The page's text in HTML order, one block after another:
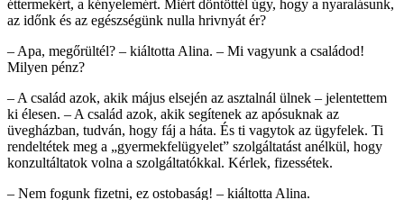
éttermekért, a kényelemért. Miért döntöttél úgy, hogy a nyaralásunk,
az időnk és az egészségünk nulla hrivnyát ér?
– Apa, megőrültél? – kiáltotta Alina. – Mi vagyunk a családod!
Milyen pénz?
– A család azok, akik május elsején az asztalnál ülnek – jelentettem
ki élesen. – A család azok, akik segítenek az apósuknak az
üvegházban, tudván, hogy fáj a háta. És ti vagytok az ügyfelek. Ti
rendeltétek meg a „gyermekfelügyelet” szolgáltatást anélkül, hogy
konzultáltatok volna a szolgáltatókkal. Kérlek, fizessétek.
– Nem fogunk fizetni, ez ostobaság! – kiáltotta Alina.